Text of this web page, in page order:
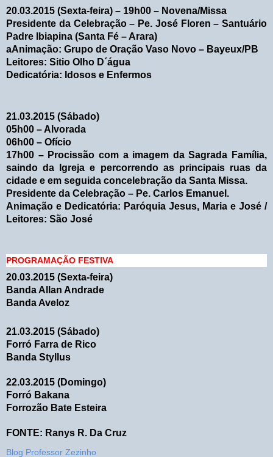
20.03.2015 (Sexta-feira) – 19h00 – Novena/Missa
Presidente da Celebração – Pe. José Floren – Santuário
Padre Ibiapina (Santa Fé – Arara)
aAnimação: Grupo de Oração Vaso Novo – Bayeux/PB
Leitores: Sitio Olho D´água
Dedicatória: Idosos e Enfermos
21.03.2015 (Sábado)
05h00 – Alvorada
06h00 – Ofício
17h00 – Procissão com a imagem da Sagrada Família,
saindo da Igreja e percorrendo as principais ruas da
cidade e em seguida concelebração da Santa Missa.
Presidente da Celebração – Pe. Carlos Emanuel.
Animação e Dedicatória: Paróquia Jesus, Maria e José /
Leitores: São José
PROGRAMAÇÃO FESTIVA
20.03.2015 (Sexta-feira)
Banda Allan Andrade
Banda Aveloz
21.03.2015 (Sábado)
Forró Farra de Rico
Banda Styllus
22.03.2015 (Domingo)
Forró Bakana
Forrozão Bate Esteira
FONTE: Ranys R. Da Cruz
Blog Professor Zezinho